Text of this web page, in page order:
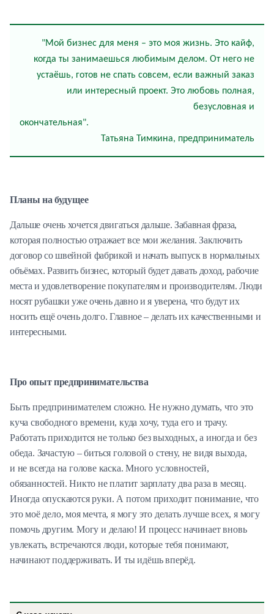
"Мой бизнес для меня – это моя жизнь. Это кайф,
когда ты занимаешься любимым делом. От него не
устаёшь, готов не спать совсем, если важный заказ
или интересный проект. Это любовь полная,
безусловная и
Татьяна Тимкина, предприниматель
Планы на будущее
Дальше очень хочется двигаться дальше. Забавная фраза,
которая полностью отражает все мои желания. Заключить
договор со швейной фабрикой и начать выпуск в нормальных
объёмах. Развить бизнес, который будет давать доход, рабочие
места и удовлетворение покупателям и производителям. Люди
носят рубашки уже очень давно и я уверена, что будут их
носить ещё очень долго. Главное – делать их качественными и
интересными.
Про опыт предпринимательства
Быть предпринимателем сложно. Не нужно думать, что это
куча свободного времени, куда хочу, туда его и трачу.
Работать приходится не только без выходных, а иногда и без
обеда. Зачастую – биться головой о стену, не видя выхода,
и не всегда на голове каска. Много условностей,
обязанностей. Никто не платит зарплату два раза в месяц.
Иногда опускаются руки. А потом приходит понимание, что
это моё дело, моя мечта, я могу это делать лучше всех, я могу
помочь другим. Могу и делаю! И процесс начинает вновь
увлекать, встречаются люди, которые тебя понимают,
начинают поддерживать. И ты идёшь вперёд.